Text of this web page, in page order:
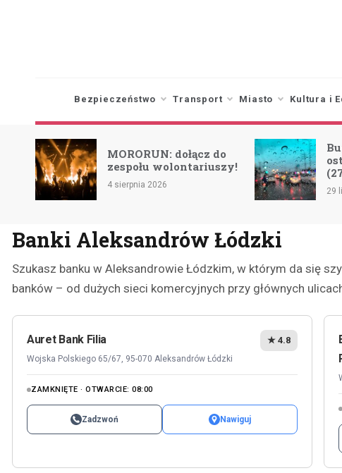
Bezpieczeństwo Transport Miasto Kultura i
MORORUN: dołącz do
zespołu wolontariuszy!
4 sierpnia 2026
29
Banki Aleksandrów Łódzki
Szukasz banku w Aleksandrowie Łódzkim, w którym da się
banków – od dużych sieci komercyjnych przy głównych
Auret Bank Filia
Wojska Polskiego 65/67, 95-070 Aleksandrów Łódzki
★ 4.8
ZAMKNIĘTE · OTWARCIE: 08:00
Zadzwoń Nawiguj